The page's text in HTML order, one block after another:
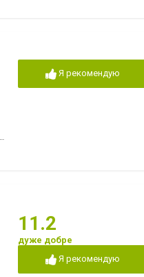
Я рекомендую
11.2
дуже добре
Я рекомендую